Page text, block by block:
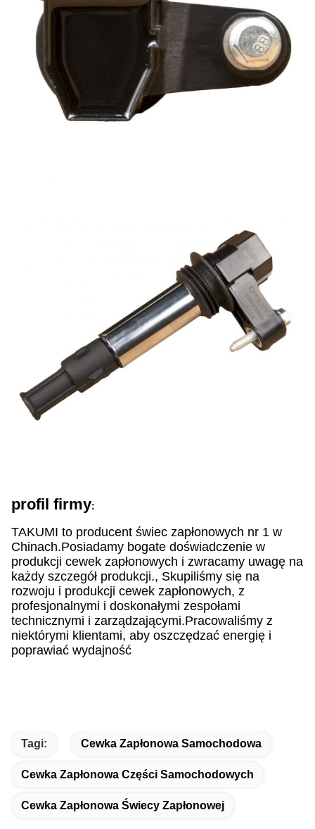
profil firmy:
TAKUMI to producent świec zapłonowych nr 1 w
Chinach.Posiadamy bogate doświadczenie w
produkcji cewek zapłonowych i zwracamy uwagę na
każdy szczegół produkcji., Skupiliśmy się na
rozwoju i produkcji cewek zapłonowych, z
profesjonalnymi i doskonałymi zespołami
technicznymi i zarządzającymi.Pracowaliśmy z
niektórymi klientami, aby oszczędzać energię i
poprawiać wydajność
Tagi: Cewka Zapłonowa Samochodowa
Cewka Zapłonowa Części Samochodowych
Cewka Zapłonowa Świecy Zapłonowej